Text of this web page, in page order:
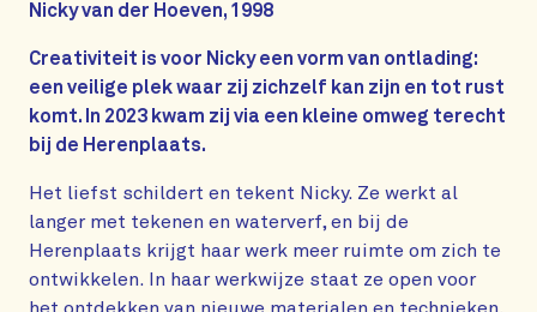
Nicky van der Hoeven, 1998
Creativiteit is voor Nicky een vorm van ontlading:
een veilige plek waar zij zichzelf kan zijn en tot rust
komt. In 2023 kwam zij via een kleine omweg terecht
bij de Herenplaats.
Het liefst schildert en tekent Nicky. Ze werkt al
langer met tekenen en waterverf, en bij de
Herenplaats krijgt haar werk meer ruimte om zich te
ontwikkelen. In haar werkwijze staat ze open voor